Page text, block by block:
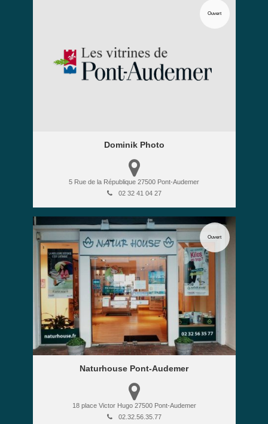
Dominik Photo
5 Rue de la République 27500 Pont-Audemer
02 32 41 04 27
Ouvert
Naturhouse Pont-Audemer
18 place Victor Hugo 27500 Pont-Audemer
02.32.56.35.77
Ouvert